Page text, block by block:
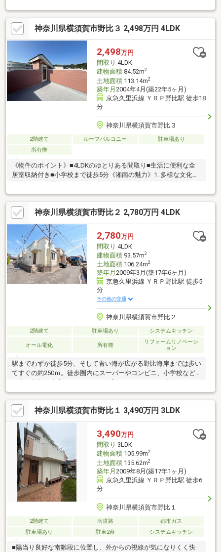
多彩な使い方をご検討いただける空間です♪■小学校まで徒歩5分
圏内のため、お子さまの通学距離を重視されるご家庭にもご検討
いただきやすい住環境です！屋上バルコニーの開放感や周辺の街
並み、現地ならではの雰囲気もぜひご体感ください♪毎日の暮らし
をイメージしながらご見学いただけます！お問い合わせは【フリ
ーダイヤル：0120-702-700】までお気軽にどうぞ♪
神奈川県横須賀市野比３ 2,498万円 4LDK
2,498万円
間取り 4LDK
建物面積84.52m2
土地面積113.14m2
築年月 2004年4月(築22年5ヶ月)
京急久里浜線 ＹＲＰ野比駅 徒歩18
分
神奈川県横須賀市野比３
2階建て ルーフバルコニー
駐車場あり
所有権
《物件のポイント》■4LDKのゆとりある間取り■生活に便利な全
居室収納付き■小学校まで徒歩5分《湘南の魅力》1. 多様な文化と
化、そして戦後に花開いたサーフカルチャーが混ざり合い、「湘
南モダン」とも呼べるリベラルで開放的な空気感を生み出してい
ます。2. 都市へのアクセスと職住近接JR東海道線や横須賀線、湘
南新宿ラインの拡充により、藤沢や茅ヶ崎から都心（東京・渋谷
等）まで1時間圏内という利便性を誇ります。
神奈川県横須賀市野比２ 2,780万円 4LDK
2,780万円
間取り 4LDK
建物面積93.57m2
土地面積106.24m2
築年月 2009年3月(築17年6ヶ月)
京急久里浜線 ＹＲＰ野比駅 徒歩5
分
その他の交通
神奈川県横須賀市野比２
2階建て 駐車場あり システムキッチン
オール電化 所有権
リフォームリノベーシ
ョン
駅までわずか徒歩5分、そして青い海が広がる野比海岸までは歩い
てすぐの約250ｍ。徒歩圏内にスーパーやコンビニ、小学校など
環境にもお財布にも優しいライフスタイルが叶います。建物は、
全居室が6帖以上のゆったりとした4LDK。リフォーム履歴があ
り、現在のオーナー様が大切に使われていたため室内コンディシ
ョンも良好です。週末を過ごすセカンドハウスとしてもおすすめ
です。心地よい風に吹かれ、波の音に癒される――。慌ただしい日
常を忘れられるこの場所で、のんびりとした海辺の暮らしを送り
ませんか。
神奈川県横須賀市野比１ 3,490万円 3LDK
3,490万円
間取り 3LDK
建物面積105.99m2
土地面積135.62m2
築年月 2009年8月(築17年1ヶ月)
京急久里浜線 ＹＲＰ野比駅 徒歩6
分
神奈川県横須賀市野比１
2階建て 南道路
都市ガス
駐車場あり
駐車2台 システムキッチン
■陽当り良好な南雛段に位置し、外からの視線が気になりくく快